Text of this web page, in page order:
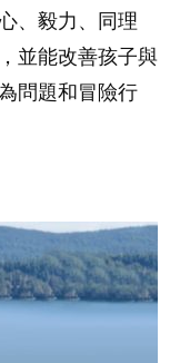
、毅力、同理
並能改善孩子與
問題和冒險行